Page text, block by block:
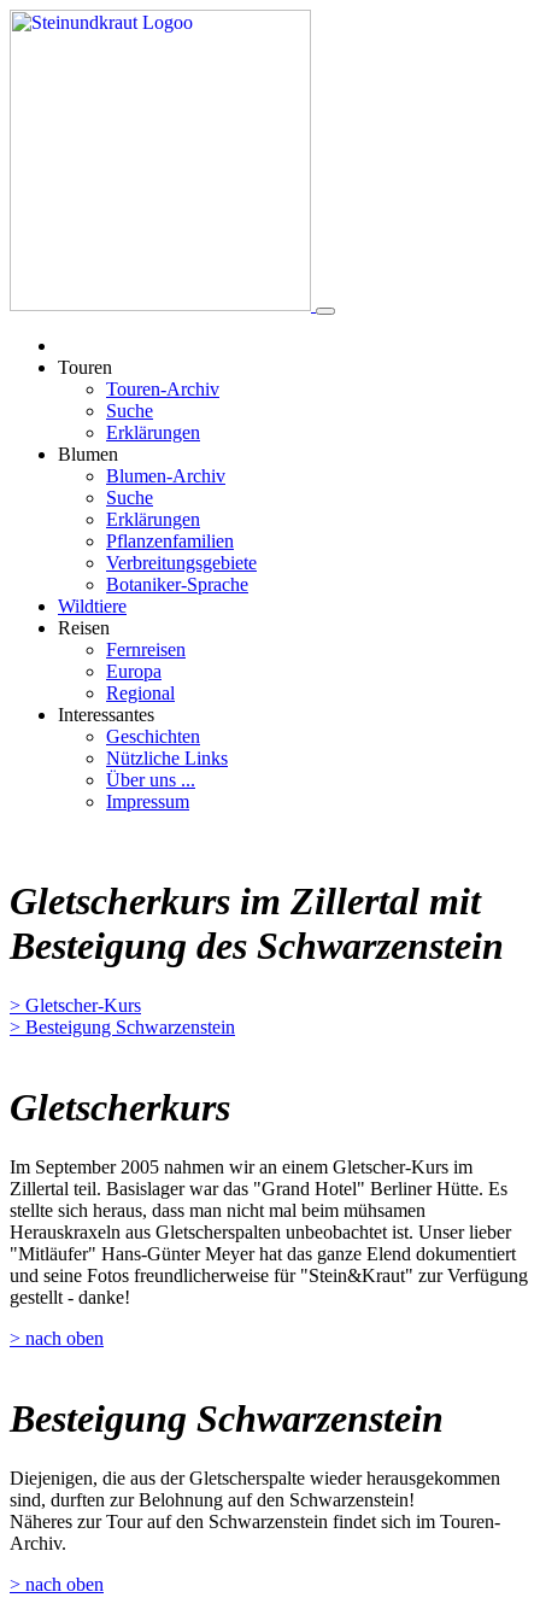
Touren
Touren-Archiv
Suche
Erklärungen
Blumen
Blumen-Archiv
Suche
Erklärungen
Pflanzenfamilien
Verbreitungsgebiete
Botaniker-Sprache
Wildtiere
Reisen
Fernreisen
Europa
Regional
Interessantes
Geschichten
Nützliche Links
Über uns ...
Impressum
Gletscherkurs im Zillertal mit
Besteigung des Schwarzenstein
> Gletscher-Kurs
> Besteigung Schwarzenstein
Gletscherkurs
Im September 2005 nahmen wir an einem Gletscher-Kurs im
Zillertal teil. Basislager war das "Grand Hotel" Berliner Hütte. Es
stellte sich heraus, dass man nicht mal beim mühsamen
Herauskraxeln aus Gletscherspalten unbeobachtet ist. Unser lieber
"Mitläufer" Hans-Günter Meyer hat das ganze Elend dokumentiert
und seine Fotos freundlicherweise für "Stein&Kraut" zur Verfügung
gestellt - danke!
> nach oben
Besteigung Schwarzenstein
Diejenigen, die aus der Gletscherspalte wieder herausgekommen
sind, durften zur Belohnung auf den Schwarzenstein!
Näheres zur Tour auf den Schwarzenstein findet sich im Touren-
Archiv.
> nach oben